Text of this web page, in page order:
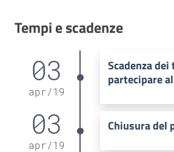
Tempi e scadenze
03
apr/19
Scadenza
partecipare
03
apr/19
Chiusura del